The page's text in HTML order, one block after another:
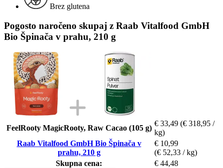
Brez glutena
Pogosto naročeno skupaj z Raab Vitalfood GmbH
Bio Špinača v prahu, 210 g
FeelRooty MagicRooty, Raw Cacao (105 g)
€ 33,49 (€ 318,95 /
kg)
Raab Vitalfood GmbH Bio Špinača v
prahu, 210 g
€ 10,99
(€ 52,33 / kg)
Skupna cena:
€ 44,48